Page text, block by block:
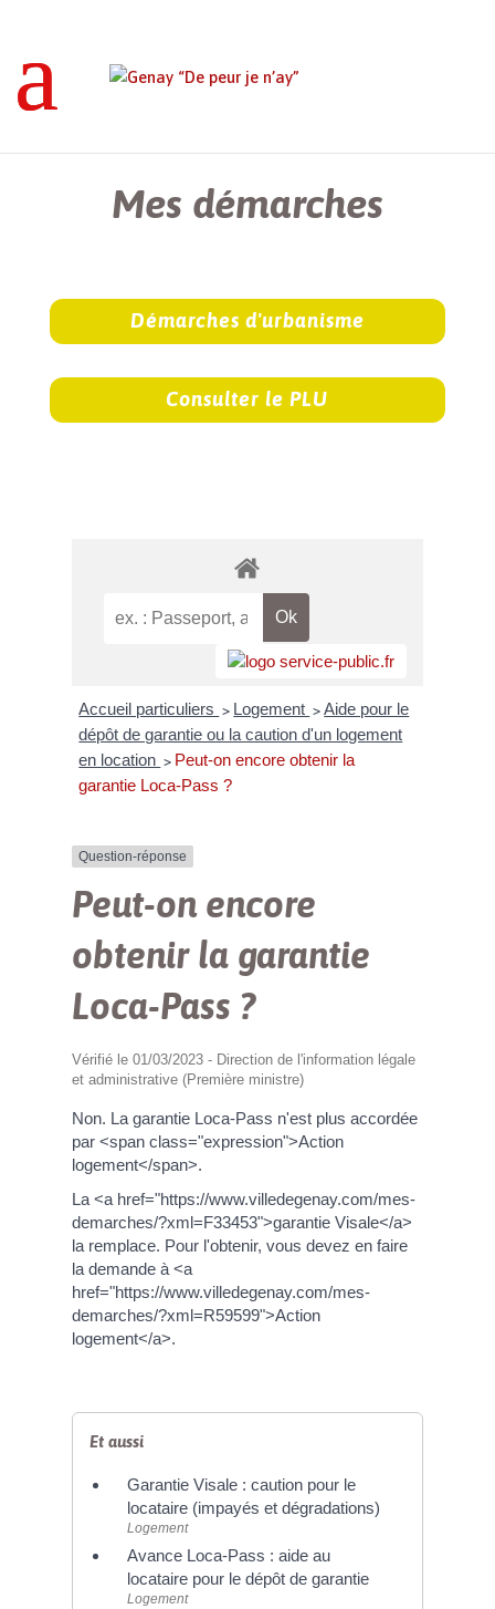
Mes démarches
Démarches d'urbanisme
Consulter le PLU
Accueil particuliers > Logement > Aide pour le
dépôt de garantie ou la caution d'un logement
en location > Peut-on encore obtenir la
garantie Loca-Pass ?
Question-réponse
Peut-on encore
obtenir la garantie
Loca-Pass ?
Vérifié le 01/03/2023 - Direction de l'information légale
et administrative (Première ministre)
Non. La garantie Loca-Pass n'est plus accordée
par <span class="expression">Action
logement</span>.
La <a href="https://www.villedegenay.com/mes-
demarches/?xml=F33453">garantie Visale</a>
la remplace. Pour l'obtenir, vous devez en faire
la demande à <a
href="https://www.villedegenay.com/mes-
demarches/?xml=R59599">Action
logement</a>.
Et aussi
Garantie Visale : caution pour le
locataire (impayés et dégradations)
Logement
Avance Loca-Pass : aide au
locataire pour le dépôt de garantie
Logement